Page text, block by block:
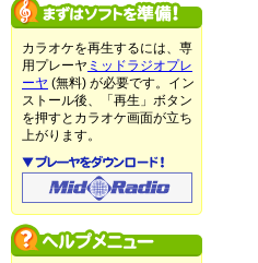
カラオケを再生するには、専
用プレーヤ ミッドラジオプレ
ーヤ (無料) が必要です。イン
ストール後、「再生」ボタン
を押すとカラオケ画面が立ち
上がります。